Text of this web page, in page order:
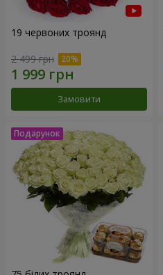
19 червоних троянд
2 499 грн
Замовити